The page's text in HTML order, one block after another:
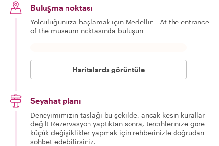
Buluşma noktası
Yolculuğunuza başlamak için Medellin - At the entrance
of the museum noktasında buluşun
Haritalarda görüntüle
Seyahat planı
Deneyimimizin taslağı bu şekilde, ancak kesin kurallar
değil! Rezervasyon yaptıktan sonra, tercihlerinize göre
küçük değişiklikler yapmak için rehberinizle doğrudan
sohbet edebilirsiniz.